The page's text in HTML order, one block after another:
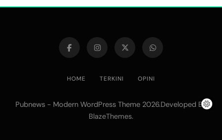
HOME TERKINI OPINI
Pubnews - Modern WordPress Theme 2026.Developed By
BlazeThemes.